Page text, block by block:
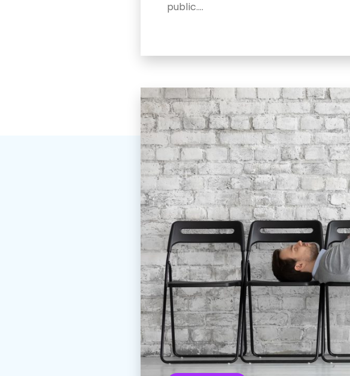
public....